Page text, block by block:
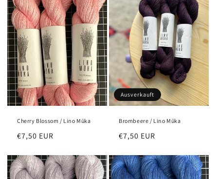
Cherry Blossom / Lino Mūka
Normaler
€7,50 EUR
Ausverkauft
Brombeere / Lino Mūka
Normaler
€7,50 EUR